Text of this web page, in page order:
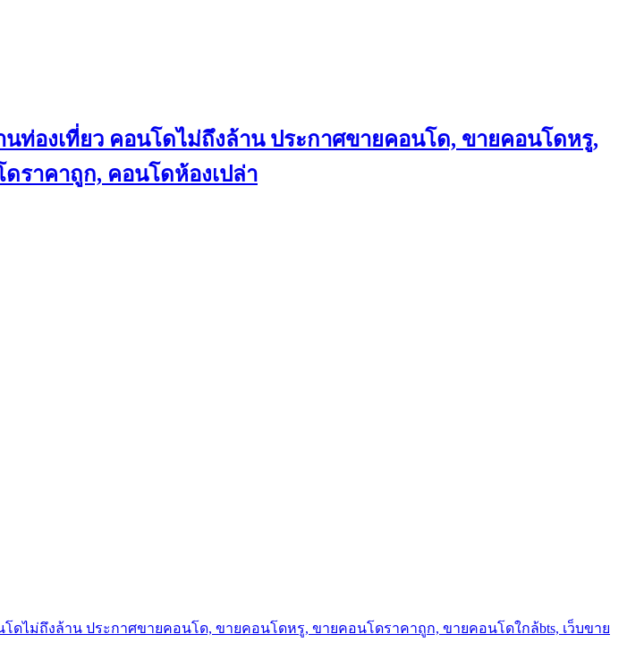
ท่องเที่ยว คอนโดไม่ถึงล้าน ประกาศขายคอนโด, ขายคอนโดหรู,
ราคาถูก, คอนโดห้องเปล่า
ดไม่ถึงล้าน ประกาศขายคอนโด, ขายคอนโดหรู, ขายคอนโดราคาถูก, ขายคอนโดใกล้bts, เว็บขาย